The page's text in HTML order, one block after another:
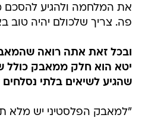
את המלחמה ולהגיע להסכם
פה. צריך שלכולם יהיה טוב
ובכל זאת אתה רואה
יטא הוא חלק ממאבק כולל
שהגיע לשיאים בלתי
"למאבק הפלסטיני יש מלא